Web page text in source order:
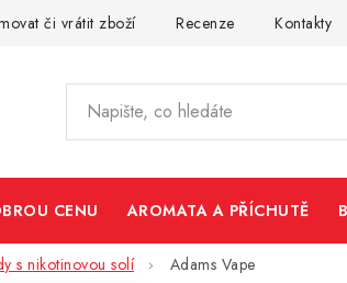
či vrátit zboží Recenze Kontakty
CENU AROMATA A PŘÍCHUTĚ
s nikotinovou solí Adams Vape